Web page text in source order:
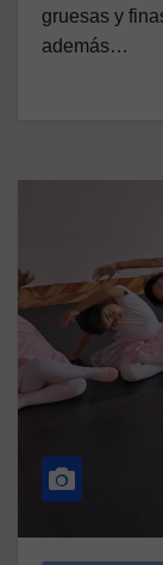
gruesas y
además…